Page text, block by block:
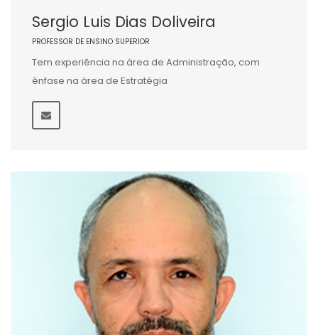
Sergio Luis Dias Doliveira
PROFESSOR DE ENSINO SUPERIOR
Tem experiência na área de Administração, com
ênfase na área de Estratégia